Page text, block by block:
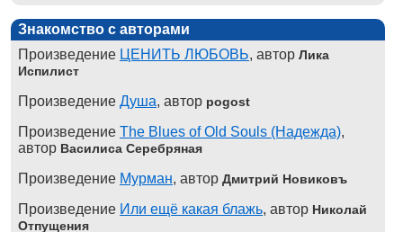
Знакомство с авторами
Произведение ЦЕНИТЬ ЛЮБОВЬ, автор Лика
Испилист
Произведение Душа, автор pogost
Произведение The Blues of Old Souls (Надежда),
автор Василиса Серебряная
Произведение Мурман, автор Дмитрий Новиковъ
Произведение Или ещё какая блажь, автор Николай
Отпущения